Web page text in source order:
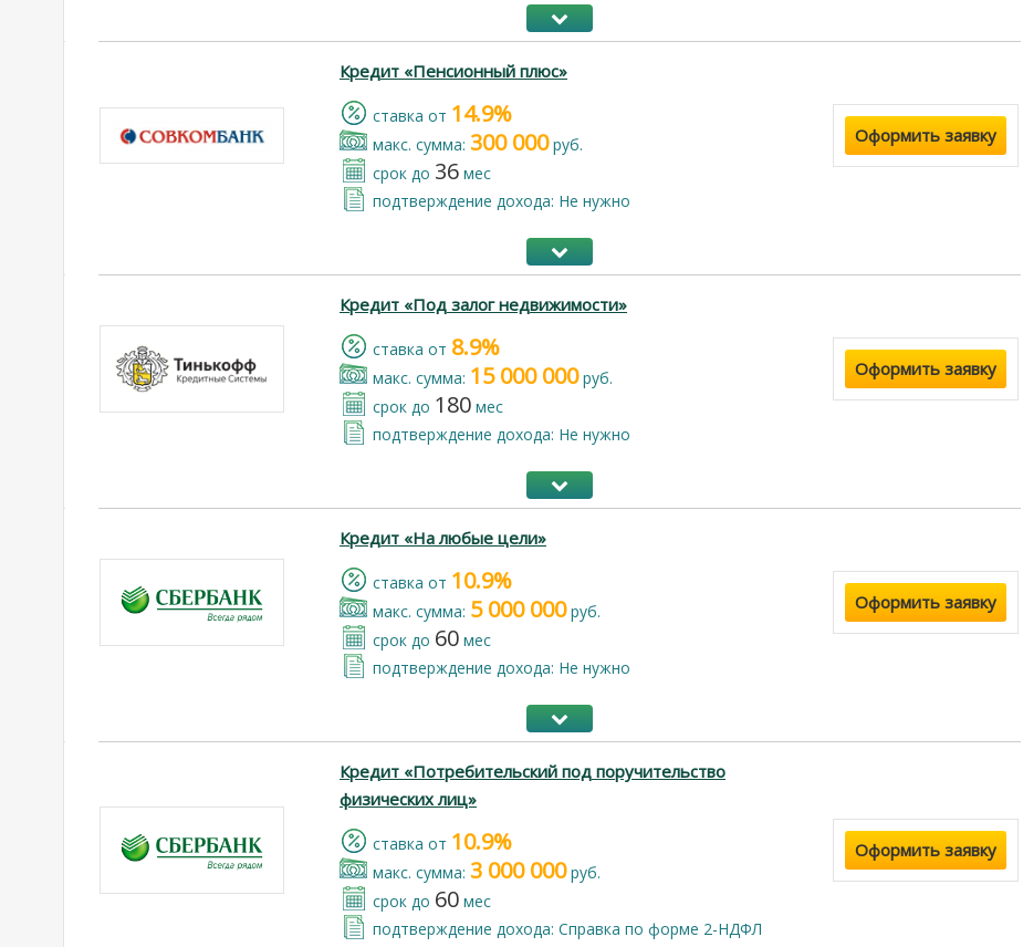
Кредит «Пенсионный плюс»
cтавка от 14.9%
макс. сумма: 300 000руб.
срок до 36 мес
подтверждение дохода: Не нужно
Оформить заявку
Кредит «Под залог недвижимости»
cтавка от 8.9%
макс. сумма: 15 000 000руб.
срок до 180 мес
подтверждение дохода: Не нужно
Оформить заявку
Кредит «На любые цели»
cтавка от 10.9%
макс. сумма: 5 000 000руб.
срок до 60 мес
подтверждение дохода: Не нужно
Оформить заявку
Кредит «Потребительский под поручительство
физических лиц»
cтавка от 10.9%
макс. сумма: 3 000 000руб.
срок до 60 мес
подтверждение дохода: Справка по форме 2-НДФЛ
Оформить заявку